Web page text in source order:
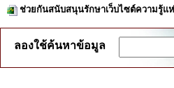
ช่วยกันสนับสนุนรักษาเว็บไซต์ความรู้แ
ลองใช้ค้นหาข้อมูล